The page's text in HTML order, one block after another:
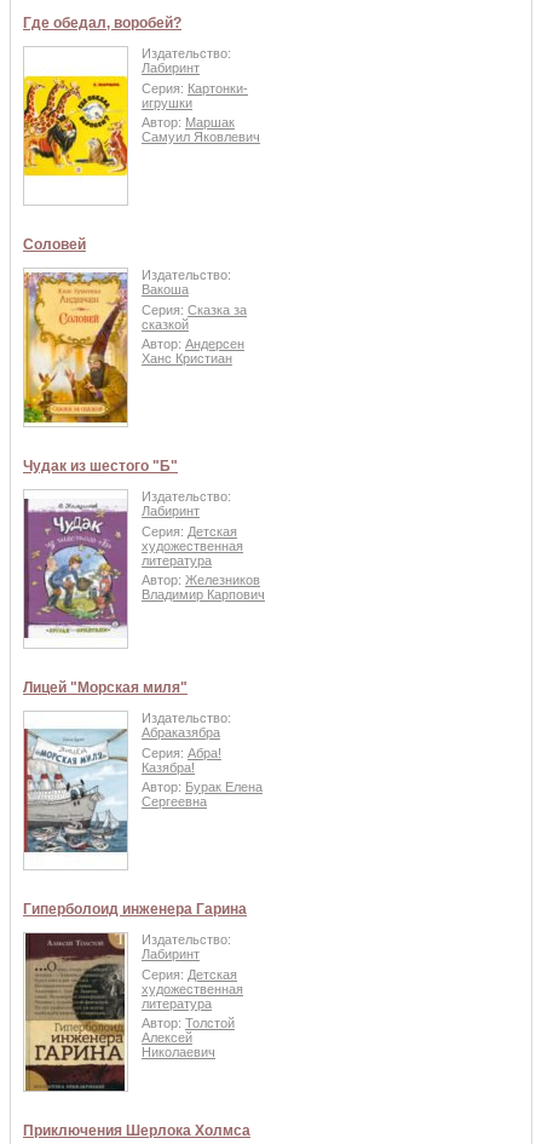
Где обедал, воробей?
Издательство:
Лабиринт
Серия: Картонки-
игрушки
Автор: Маршак
Самуил Яковлевич
Соловей
Издательство:
Вакоша
Серия: Сказка за
сказкой
Автор: Андерсен
Ханс Кристиан
Чудак из шестого "Б"
Издательство:
Лабиринт
Серия: Детская
художественная
литература
Автор: Железников
Владимир Карпович
Лицей "Морская миля"
Издательство:
Абраказябра
Серия: Абра!
Казябра!
Автор: Бурак Елена
Сергеевна
Гиперболоид инженера Гарина
Издательство:
Лабиринт
Серия: Детская
художественная
литература
Автор: Толстой
Алексей
Николаевич
Приключения Шерлока Холмса